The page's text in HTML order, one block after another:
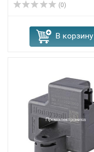
(0)
В корзину